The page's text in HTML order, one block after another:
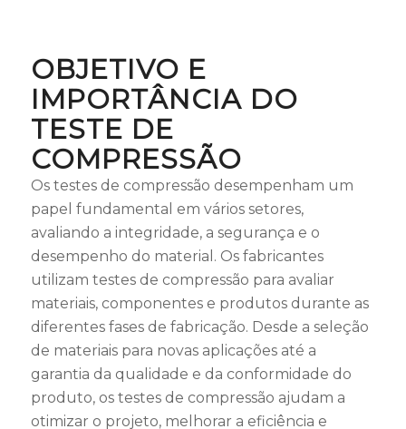
OBJETIVO E
IMPORTÂNCIA DO
TESTE DE
COMPRESSÃO
Os testes de compressão desempenham um
papel fundamental em vários setores,
avaliando a integridade, a segurança e o
desempenho do material. Os fabricantes
utilizam testes de compressão para avaliar
materiais, componentes e produtos durante as
diferentes fases de fabricação. Desde a seleção
de materiais para novas aplicações até a
garantia da qualidade e da conformidade do
produto, os testes de compressão ajudam a
otimizar o projeto, melhorar a eficiência e